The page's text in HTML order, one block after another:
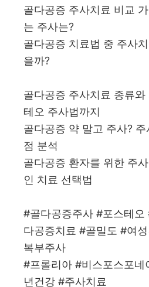
골다공증 주사치료 비교
는 주사는?
골다공증 치료법 중 주사
을까?
골다공증 주사치료 종류
테오 주사법까지
골다공증 약 말고 주사?
점 분석
골다공증 환자를 위한 주
인 치료 선택법
#골다공증주사 #포스테
다공증치료 #골밀도 #여
복부주사
#프롤리아 #비스포스포네
년건강 #주사치료